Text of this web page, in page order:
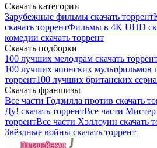
Скачать категории
Зарубежные фильмы скачать торрент
скачать торрентФильмы в 4K UHD
комедии скачать торрент
Скачать подборки
100 лучших мелодрам скачать
100 лучших японских мультфильмов
торрент100 лучших британских
Скачать франшизы
Все части Годзилла против скачать
Ду! скачать торрентВсе части
торрентВсе части Хэллоуин скачать
Звёздные войны скачать торрент